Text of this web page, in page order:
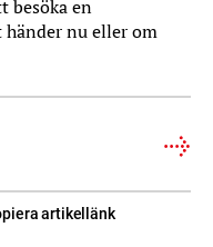
besöka en
nu eller om
artikellänk